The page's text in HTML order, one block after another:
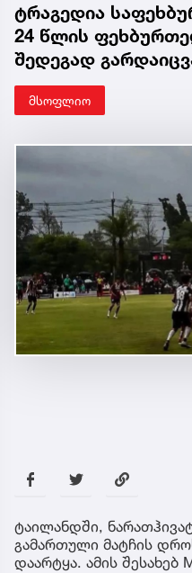
ტრაგედია
24 წლის
შედეგად
მსოფლიო
ტაილანდში,
გამართული მატჩის
დაარტყა. ამის შესახებ